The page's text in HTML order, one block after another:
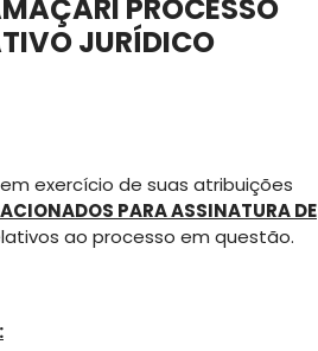
PROCESSO
JURÍDICO
exercício de suas atribuições
PARA ASSINATURA DE
ao processo em questão.